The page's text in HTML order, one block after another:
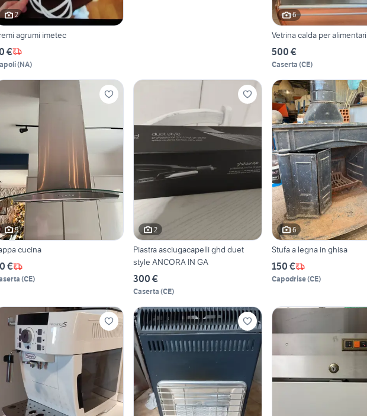
2
agrumi imetec
€
(NA)
6
Vetrina calda per alimentari
500 €
Caserta (CE)
5
cucina
€
(CE)
2
Piastra asciugacapelli ghd duet
style ANCORA IN GA
300 €
Caserta (CE)
6
Stufa a legna in ghisa
150 €
Capodrise(CE)